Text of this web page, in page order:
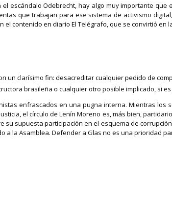
escándalo Odebrecht, hay algo muy importante
que trabajan para ese sistema de activismo
contenido en diario El Telégrafo, que se convirtió
un clarísimo fin: desacreditar cualquier pedido de
brasileña o cualquier otro posible implicado, si
enfrascados en una pugna interna. Mientras
el círculo de Lenín Moreno es, más bien,
supuesta participación en el esquema de
la Asamblea. Defender a Glas no es una prioridad